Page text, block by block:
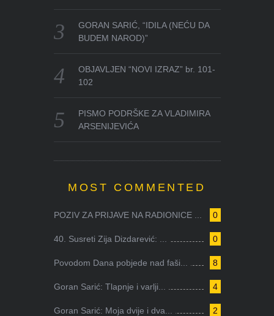
GORAN SARIĆ, “IDILA (NEĆU DA
BUDEM NAROD)”
OBJAVLJEN “NOVI IZRAZ” br. 101-
102
PISMO PODRŠKE ZA VLADIMIRA
ARSENIJEVIĆA
MOST COMMENTED
0
POZIV ZA PRIJAVE NA RADIONICE ...
0
40. Susreti Zija Dizdarević: ...
8
Povodom Dana pobjede nad faši...
4
Goran Sarić: Tlapnje i varlji...
2
Goran Sarić: Moja dvije i dva...